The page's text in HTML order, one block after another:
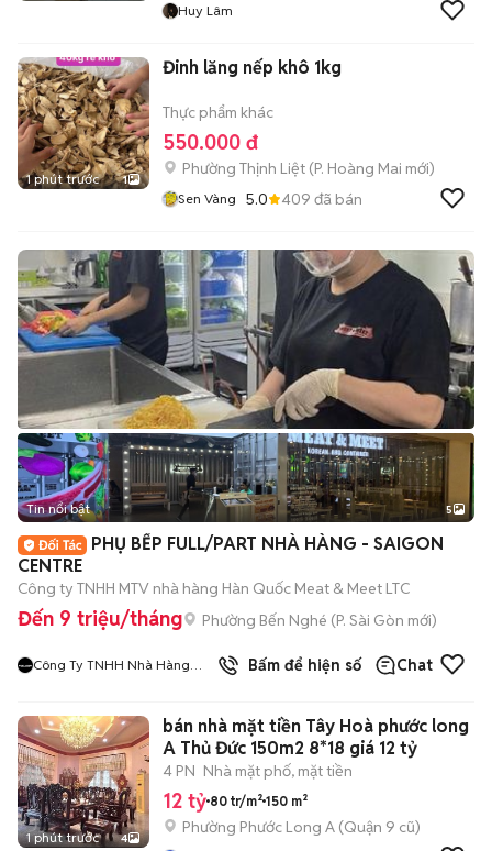
Huy Lâm
1 phút trước 1
Đinh lăng nếp khô 1kg
Thực phẩm khác
550.000 đ
Phường Thịnh Liệt (P. Hoàng Mai mới)
Sen Vàng 5.0 409 đã bán
Tin nổi bật 5
PHỤ BẾP FULL/PART NHÀ HÀNG - SAIGON
CENTRE
Công ty TNHH MTV nhà hàng Hàn Quốc Meat & Meet LTC
Đến 9 triệu/tháng Phường Bến Nghé (P. Sài Gòn mới)
Công Ty TNHH Nhà Hàng
9đã bán
Bấm để hiện số Chat
1 phút trước 4
bán nhà mặt tiền Tây Hoà phước long
A Thủ Đức 150m2 8*18 giá 12 tỷ
4 PN Nhà mặt phố, mặt tiền
12 tỷ 80 tr/m² 150 m²
Phường Phước Long A (Quận 9 cũ)